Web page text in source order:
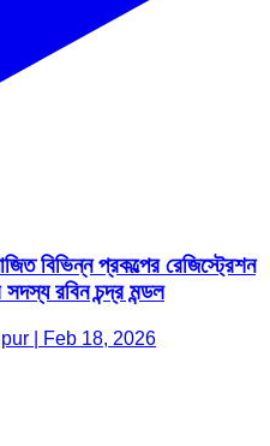
বিভিন্ন প্রকল্পের রেজিস্ট্রেশন
রবিন চন্দ্র মন্ডল
| Feb 18, 2026